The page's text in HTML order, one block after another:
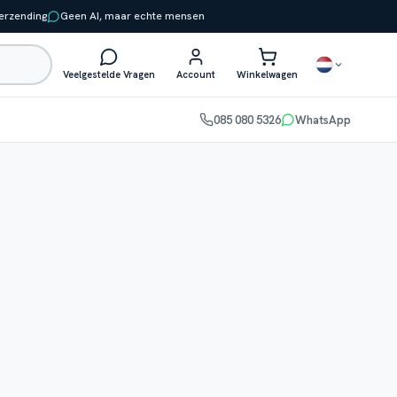
Geen AI, maar echte mensen
Veelgestelde Vragen Account Winkelwagen
085 080 5326 WhatsApp